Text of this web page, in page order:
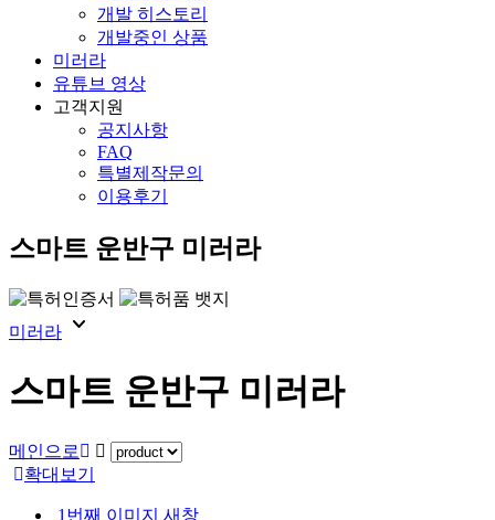
개발 히스토리
개발중인 상품
미러라
유튜브 영상
고객지원
공지사항
FAQ
특별제작문의
이용후기
스마트 운반구 미러라
미러라 expand_more
스마트 운반구 미러라
메인으로
확대보기
1번째 이미지 새창